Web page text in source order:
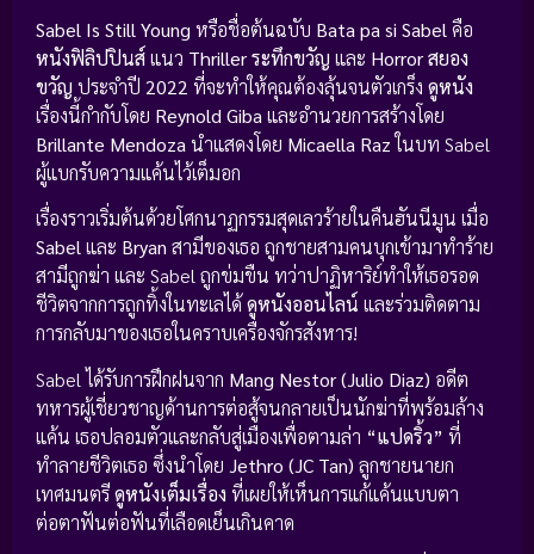
Sabel Is Still Young หรือชื่อต้นฉบับ Bata pa si Sabel คือ
หนังฟิลิปปินส์แนว Thriller ระทึกขวัญ และ Horror สยอง
ขวัญ ประจำปี 2022 ที่จะทำให้คุณต้องลุ้นจนตัวเกร็ง ดูหนัง
เรื่องนี้กำกับโดย Reynold Giba และอำนวยการสร้างโดย
Brillante Mendoza นำแสดงโดย Micaella Razในบท Sabel
ผู้แบกรับความแค้นไว้เต็มอก
เรื่องราวเริ่มต้นด้วยโศกนาฏกรรมสุดเลวร้ายในคืนฮันนีมูน เมื่อ
Sabelและ Bryan สามีของเธอ ถูกชายสามคนบุกเข้ามาทำร้าย
สามีถูกฆ่า และ Sabel ถูกข่มขืน ทว่าปาฏิหาริย์ทำให้เธอรอด
ชีวิตจากการถูกทิ้งในทะเลได้ดูหนังออนไลน์ และร่วมติดตาม
การกลับมาของเธอในคราบเครื่องจักรสังหาร!
Sabel ได้รับการฝึกฝนจาก Mang Nestor (Julio Diaz) อดีต
ทหารผู้เชี่ยวชาญด้านการต่อสู้จนกลายเป็นนักฆ่าที่พร้อมล้าง
แค้น เธอปลอมตัวและกลับสู่เมืองเพื่อตามล่า “แปดริ้ว” ที่
ทำลายชีวิตเธอ ซึ่งนำโดย Jethro (JC Tan) ลูกชายนายก
เทศมนตรีดูหนังเต็มเรื่อง ที่เผยให้เห็นการแก้แค้นแบบตา
ต่อตาฟันต่อฟันที่เลือดเย็นเกินคาด